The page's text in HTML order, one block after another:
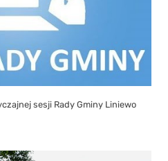
sesji Rady Gminy Liniewo